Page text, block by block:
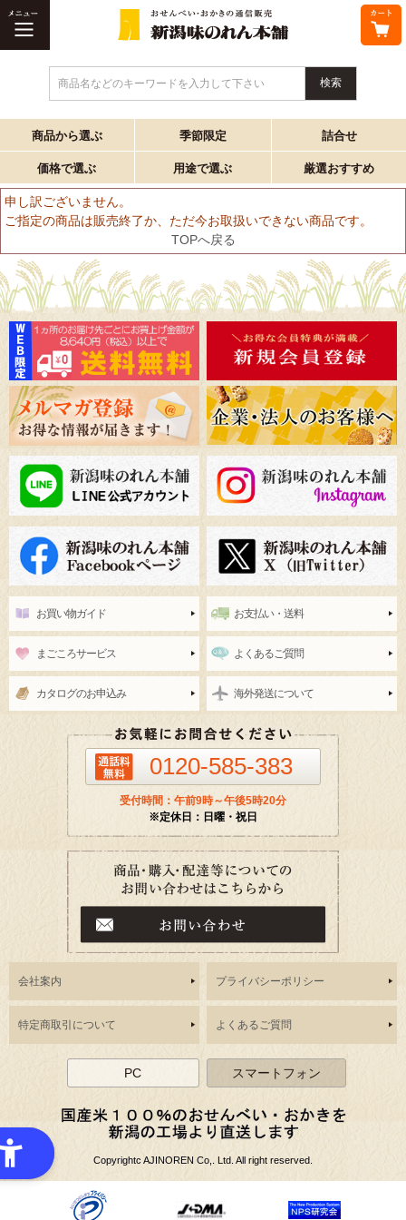
商品名などのキーワードを入力して下さい
商品から選ぶ 季節限定 詰合せ
価格で選ぶ 用途で選ぶ 厳選おすすめ
申し訳ございません。
ご指定の商品は販売終了か、ただ今お取扱いできない商品です。
TOPへ戻る
お買い物ガイド お支払い・送料
まごころサービス よくあるご質問
カタログのお申込み 海外発送について
0120-585-383
受付時間：午前9時～午後5時20分
※定休日：日曜・祝日
会社案内 プライバシーポリシー
特定商取引について よくあるご質問
PC スマートフォン
Copyrightc AJINOREN Co,. Ltd. All right reserved.